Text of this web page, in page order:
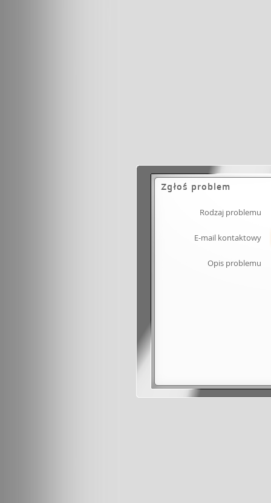
Zgłoś problem
Rodzaj problemu
E-mail kontaktowy
Opis problemu